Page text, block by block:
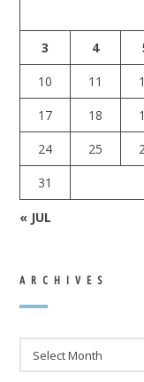
3
4
10
11
17
18
24
25
31
« JUL
ARCHIVES